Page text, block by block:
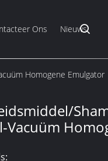
Ons Nieuws
Homogene Emulgator
Vacuüm